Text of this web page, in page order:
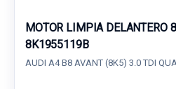
MOTOR LIMPIA DELANTERO
8K1955119B
AUDI A4 B8 AVANT (8K5) 3.0 TDI